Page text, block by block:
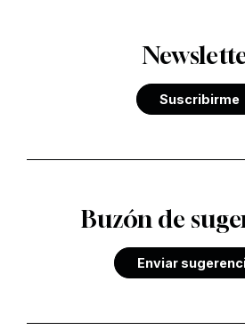
Suscribirme
Buzón de
Enviar